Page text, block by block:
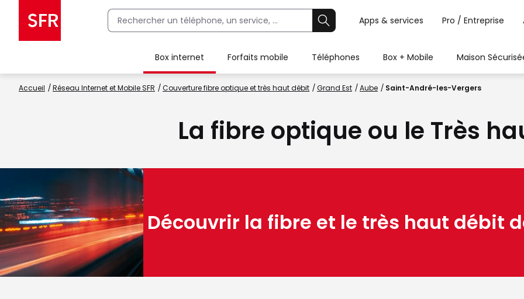
Apps & services Pro / Entreprise
Box internet Forfaits mobile Téléphones Box + Mobile Maison
Accueil Réseau Internet et Mobile SFR Couverture fibre optique et très haut débit Grand Est Aube Saint-André-les-Vergers
La fibre optique ou le Très
Découvrir la fibre et le très haut débit